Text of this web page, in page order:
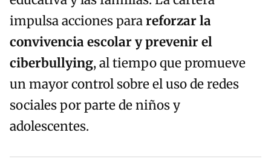
impulsa acciones parareforzar la
convivencia escolar y prevenir el
ciberbullying, al tiempo que promueve
un mayor control sobre el uso de redes
sociales por parte de niños y
adolescentes.